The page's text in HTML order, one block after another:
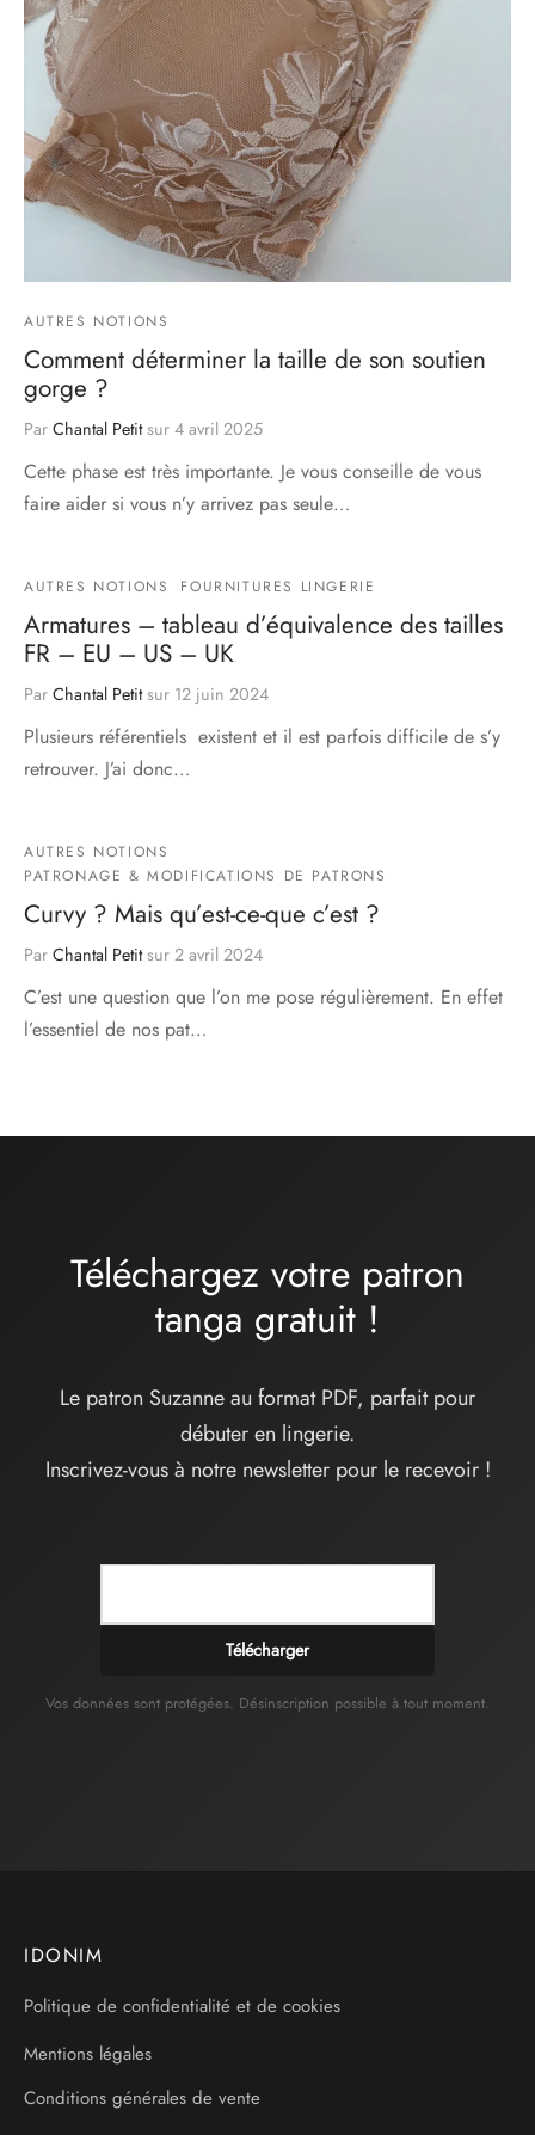
AUTRES NOTIONS
Comment déterminer la taille de son soutien
gorge ?
Par Chantal Petitsur 4 avril 2025
Cette phase est très importante. Je vous conseille de vous
faire aider si vous n’y arrivez pas seule…
AUTRES NOTIONS FOURNITURES LINGERIE
Armatures – tableau d’équivalence des tailles
FR – EU – US – UK
Par Chantal Petitsur 12 juin 2024
Plusieurs référentiels existent et il est parfois difficile de s’y
retrouver. J’ai donc…
AUTRES NOTIONS
PATRONAGE & MODIFICATIONS DE PATRONS
Curvy ? Mais qu’est-ce-que c’est ?
Par Chantal Petitsur 2 avril 2024
C’est une question que l’on me pose régulièrement. En effet
l’essentiel de nos pat…
Téléchargez votre patron
tanga gratuit !
Le patron Suzanne au format PDF, parfait pour
débuter en lingerie.
Inscrivez-vous à notre newsletter pour le recevoir !
Télécharger
Vos données sont protégées. Désinscription possible à tout moment.
IDONIM
Politique de confidentialité et de cookies
Mentions légales
Conditions générales de vente